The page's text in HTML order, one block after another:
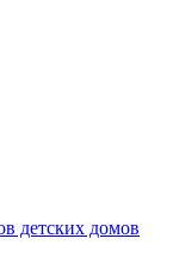
детских домов